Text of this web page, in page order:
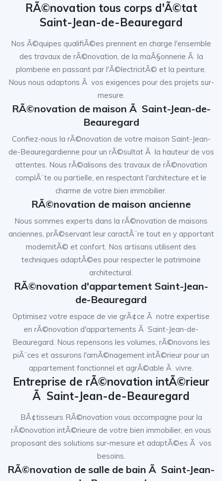
RÃ©novation tous corps d'Ã©tat
Saint-Jean-de-Beauregard
Nos Ã©quipes qualifiÃ©es prennent en charge l'ensemble
des travaux de rÃ©novation, de la maÃ§onnerie Ã la
plomberie en passant par l'Ã©lectricitÃ© et la peinture.
Nous nous adaptons Ã vos exigences pour des projets sur-
mesure.
RÃ©novation de maison Ã Saint-Jean-de-
Beauregard
Confiez-nous la rÃ©novation de votre maison Saint-Jean-
de-Beauregardienne pour un rÃ©sultat Ã la hauteur de vos
attentes. Nous rÃ©alisons des travaux de rÃ©novation
complÃ¨te ou partielle, en respectant l'architecture et le
charme de votre bien immobilier.
RÃ©novation de maison ancienne
Nous sommes experts dans la rÃ©novation de maisons
anciennes, prÃ©servant leur caractÃ¨re tout en y apportant
modernitÃ© et confort. Nos artisans utilisent des
techniques adaptÃ©es pour respecter le patrimoine
architectural.
RÃ©novation d'appartement Saint-Jean-
de-Beauregard
Optimisez votre espace de vie grÃ¢ce Ã notre expertise
en rÃ©novation d'appartements Ã Saint-Jean-de-
Beauregard. Nous repensons les volumes, rÃ©novons les
piÃ¨ces et assurons l'amÃ©nagement intÃ©rieur pour un
appartement fonctionnel et agrÃ©able Ã vivre.
Entreprise de rÃ©novation intÃ©rieur
Ã Saint-Jean-de-Beauregard
BÃ¢tisseurs RÃ©novation vous accompagne pour la
rÃ©novation intÃ©rieure de votre bien immobilier, en vous
proposant des solutions sur-mesure et adaptÃ©es Ã vos
besoins.
RÃ©novation de salle de bain Ã Saint-Jean-